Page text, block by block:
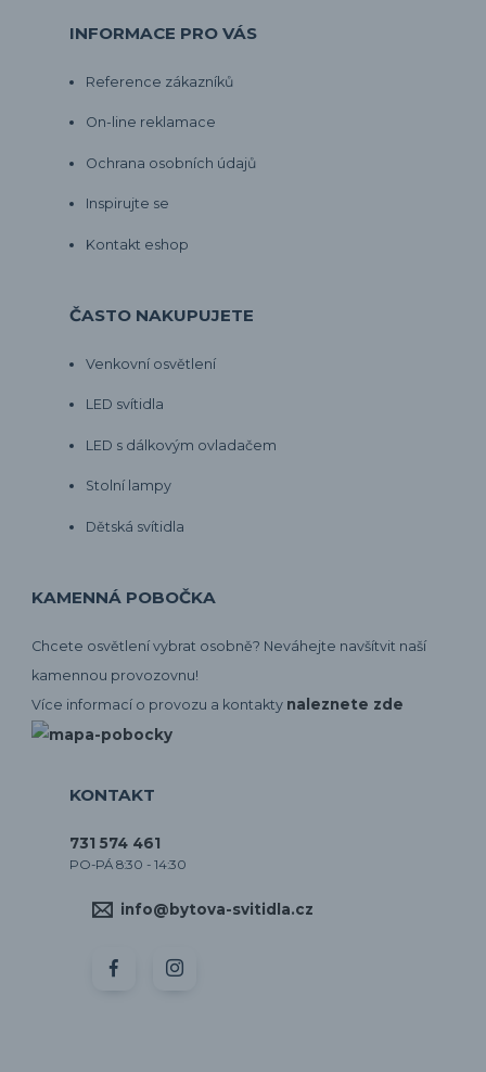
INFORMACE PRO VÁS
Reference zákazníků
On-line reklamace
Ochrana osobních údajů
Inspirujte se
Kontakt eshop
ČASTO NAKUPUJETE
Venkovní osvětlení
LED svítidla
LED s dálkovým ovladačem
Stolní lampy
Dětská svítidla
KAMENNÁ POBOČKA
Chcete osvětlení vybrat osobně? Neváhejte navšítvit naší
kamennou provozovnu!
Více informací o provozu a kontakty naleznete zde
KONTAKT
731 574 461
PO-PÁ 8:30 - 14:30
info@bytova-svitidla.cz